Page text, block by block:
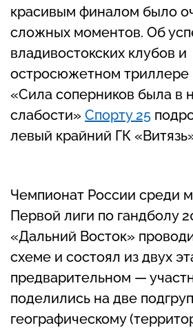
красивым финалом было
сложных моментов. Об
владивостокских клубов и
остросюжетном триллере
«Сила соперников была в
слабости» Спорту 25
левый крайний ГК
Чемпионат России среди
Первой лиги по гандболу
«Дальний Восток»
схеме и состоял из двух
предварительном —
поделились на две
географическому